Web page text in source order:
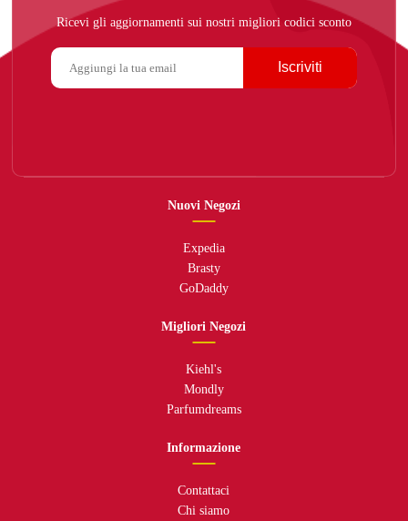
Ricevi gli aggiornamenti sui nostri migliori codici sconto
Iscriviti
Nuovi Negozi
Expedia
Brasty
GoDaddy
Migliori Negozi
Kiehl's
Mondly
Parfumdreams
Informazione
Contattaci
Chi siamo